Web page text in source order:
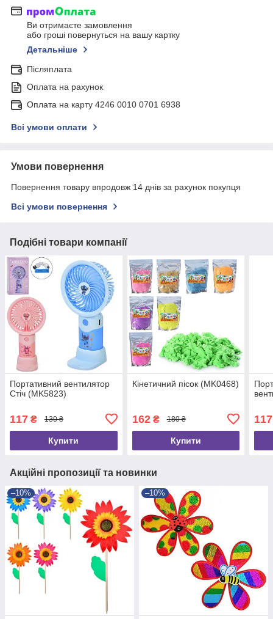
Ви отримаєте замовлення
або гроші повернуться на вашу картку
Детальніше
Післяплата
Оплата на рахунок
Оплата на карту 4246 0010 0701 6938
Всі умови оплати
Умови повернення
Повернення товару впродовж 14 днів за рахунок покупця
Всі умови повернення
Подібні товари компанії
Портативний вентилятор
Стіч (MK5823)
117 ₴ 130 ₴
Купити
Кінетичний пісок (MK0468)
162₴ 180 ₴
Купити
117
Акційні пропозиції та новинки
–10% –10%